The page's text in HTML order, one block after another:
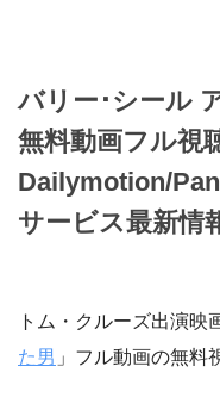
バリー･シール
無料動画フル視
Dailymotion/
サービス最新情
トム・クルーズ出演映
た男 」フル動画の無料